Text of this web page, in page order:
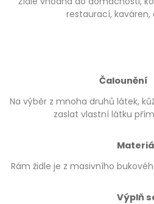
restaurací, kaváren,
Čalounění
Na výběr z mnoha druhů látek,
zaslat vlastní látku
Rám židle je z masivního
Výplň